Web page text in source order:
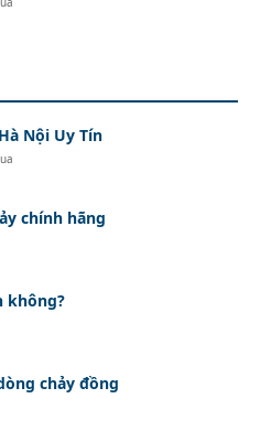
Nội Uy Tín
chính hãng
không?
chảy đồng